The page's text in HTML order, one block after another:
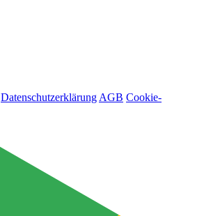
Datenschutzerklärung AGB Cookie-